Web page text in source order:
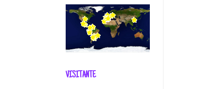
VISITANTE